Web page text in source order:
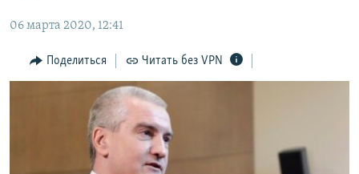
главной
навигации
Вернутся
11 ЛЕТ ОККУПАЦИИ КРЫМА. 11 ИСТОРИЙ СОПРОТИВЛЕНИЯ
ЕЩЕ
ИНТЕРАКТИВ
ТЕЛЕПРОЕКТ КРЫМ.РЕАЛИИ
СОВЕТЫ ПРАВОЗАЩИТНИКОВ
РАДІО СВОБОДА
КАК ОБОЙТИ БЛОКИРОВКУ
Українською
06 марта 2020, 12:41
Поделиться Читать без VPN